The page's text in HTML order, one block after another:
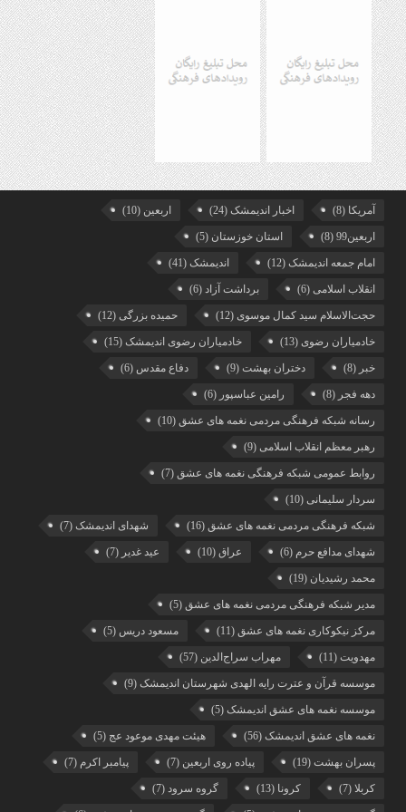
آمریکا (8) اخبار اندیمشک (24) اربعین (10)
اربعین99 (8) استان خوزستان (5)
امام جمعه اندیمشک (12) اندیمشک (41)
انقلاب اسلامی (6) برداشت آزاد (6)
حجت‌الاسلام سید کمال موسوی (12) حمیده بزرگی (12)
خادمیاران رضوی (13) خادمیاران رضوی اندیمشک (15)
خبر (8) دختران بهشت (9) دفاع مقدس (6)
دهه فجر (8) رامین عباسپور (6)
رسانه شبکه فرهنگی مردمی نغمه های عشق (10)
رهبر معظم انقلاب اسلامی (9)
روابط عمومی شبکه فرهنگی نغمه های عشق (7)
سردار سلیمانی (10)
شبکه فرهنگی مردمی نغمه های عشق (16) شهدای اندیمشک (7)
شهدای مدافع حرم (6) عراق (10) عید غدیر (7)
محمد رشیدیان (19)
مدیر شبکه فرهنگی مردمی نغمه های عشق (5)
مرکز نیکوکاری نغمه های عشق (11) مسعود دریس (5)
مهدویت (11) مهراب سراج‌الدین (57)
موسسه قرآن و عترت رایه الهدی شهرستان اندیمشک (9)
موسسه نغمه های عشق اندیمشک (5)
نغمه های عشق اندیمشک (56) هیئت مهدی موعود عج (5)
پسران بهشت (19) پیاده روی اربعین (7) پیامبر اکرم (7)
کربلا (7) کرونا (13) گروه سرود (7)